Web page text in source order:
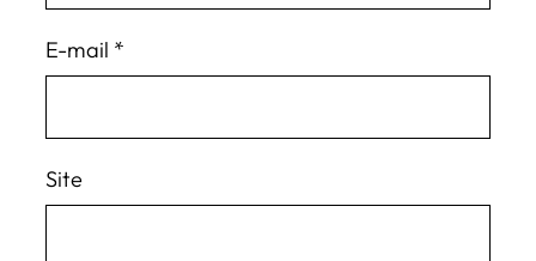
E-mail *
Site